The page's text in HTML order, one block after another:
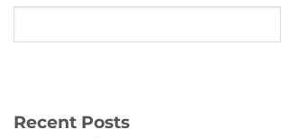
Recent Posts